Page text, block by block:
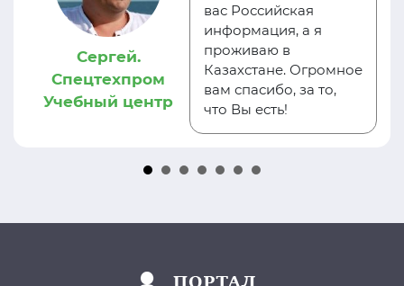
Сергей.
Спецтехпром
Учебный центр
вас Российская
информация, а я
проживаю в
Казахстане. Огромное
вам спасибо, за то,
что Вы есть!